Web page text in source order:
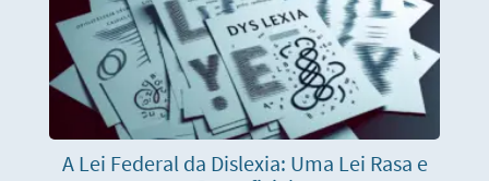
A Lei Federal da Dislexia: Uma Lei Rasa e